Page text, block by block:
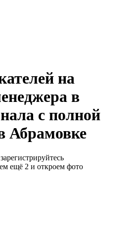
на
в
с полной
Абрамовке
ещё 2 и откроем фото